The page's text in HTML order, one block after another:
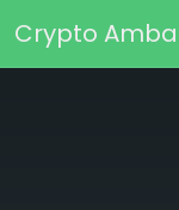
Main
Crypto